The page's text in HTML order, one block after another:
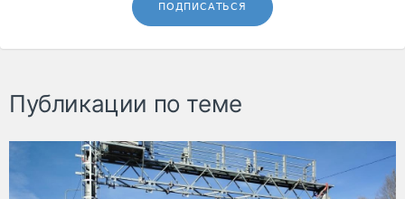
ПОДПИСАТЬСЯ
Публикации по теме